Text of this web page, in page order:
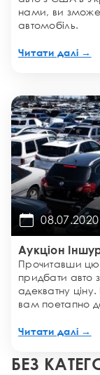
нами, ви
автомобіль.
Читати далі →
08.07.2020
Аукціон
Прочитавши цю
придбати авто
адекватну
вам поетапно
Читати далі →
БЕЗ